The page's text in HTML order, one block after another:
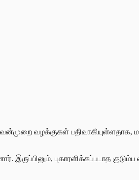
வழக்குகள் பதிவாகியுள்ளதாக,
புகாரளிக்கப்படாத